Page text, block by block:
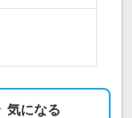
気になる